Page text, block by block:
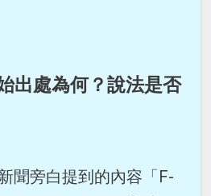
出處為何？說法是否
聞旁白提到的內容「F-